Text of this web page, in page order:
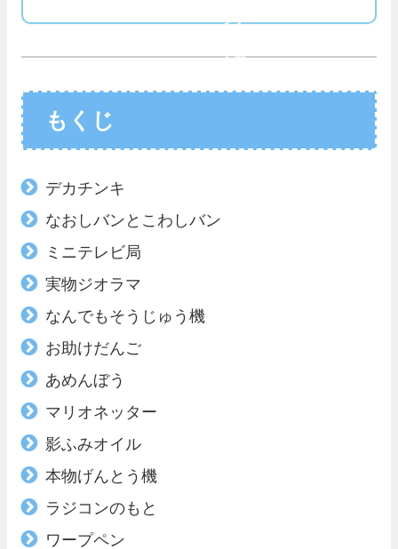
ング
を読
もくじ
デカチンキ
なおしバンとこわしバン
ミニテレビ局
実物ジオラマ
なんでもそうじゅう機
お助けだんご
あめんぼう
マリオネッター
影ふみオイル
本物げんとう機
ラジコンのもと
ワープペン